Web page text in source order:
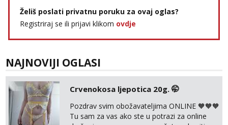
Želiš poslati privatnu poruku za ovaj oglas?
Registriraj se ili prijavi klikom ovdje
NAJNOVIJI OGLASI
Crvenokosa ljepotica 20g. 🤭
Pozdrav svim obožavateljima ONLINE 🧡🧡🧡
Tu sam za vas ako ste u potrazi za online